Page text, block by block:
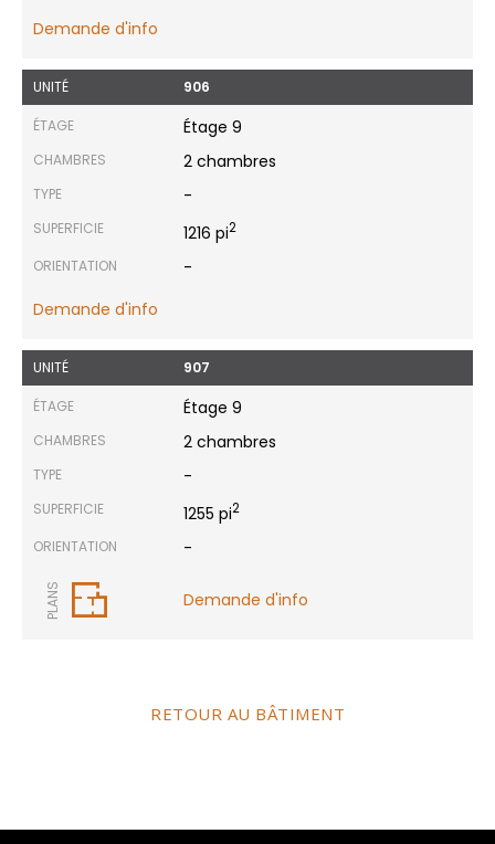
Demande d'info
UNITÉ 906
ÉTAGE Étage 9
CHAMBRES 2 chambres
TYPE -
SUPERFICIE 1216 pi2
ORIENTATION
-
Demande d'info
UNITÉ 907
ÉTAGE Étage 9
CHAMBRES 2 chambres
TYPE -
SUPERFICIE 1255 pi2
ORIENTATION -
PLANS Demande d'info
RETOUR AU BÂTIMENT